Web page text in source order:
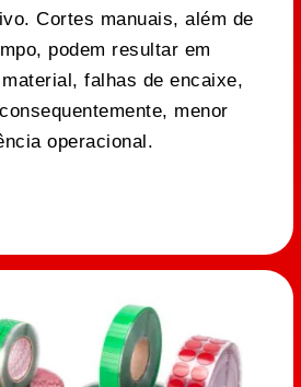
Cortes manuais, além de
podem resultar em
falhas de encaixe,
menor
operacional.